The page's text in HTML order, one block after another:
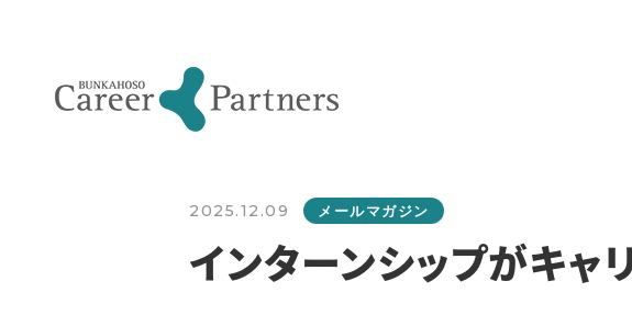
2025.12.09 メールマガジン
インターンシップがキ